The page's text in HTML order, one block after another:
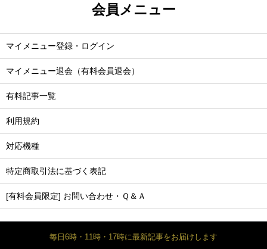
会員メニュー
マイメニュー登録・ログイン
マイメニュー退会（有料会員退会）
有料記事一覧
利用規約
対応機種
特定商取引法に基づく表記
[有料会員限定] お問い合わせ・Ｑ＆Ａ
毎日6時・11時・17時に最新記事をお届けします